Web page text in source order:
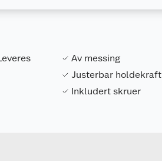
Av messing
Justerbar holdekraft
Inkludert skruer